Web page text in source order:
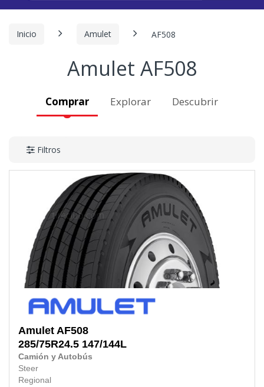
Inicio Amulet AF508
Amulet AF508
Comprar Explorar Descubrir
Filtros
Amulet AF508
285/75R24.5 147/144L
Camión y Autobús
Steer
Regional